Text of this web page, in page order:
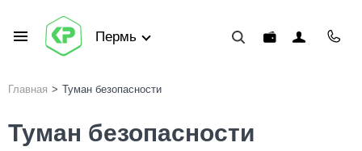
Пермь
Главная > Туман безопасности
Туман безопасности